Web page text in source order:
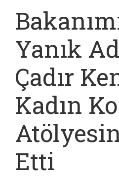
Yanık
Çadır
Kadın
Etti